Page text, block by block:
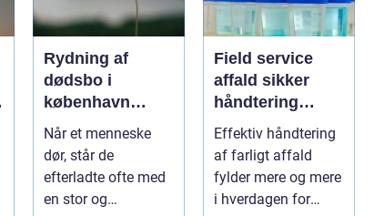
Rydning af
dødsbo i
københavn
sådan foregår
en tryg og
effektiv proces
Når et menneske
dør, står de
efterladte ofte med
en stor og
Field service
affald sikker
håndtering
direkte hos
virksomheden
Effektiv håndtering
af farligt affald
fylder mere og mere
i hverdagen for